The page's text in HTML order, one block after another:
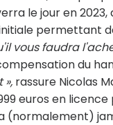
le jour en 2023,
permettant
vous faudra
du
», rassure Nicolas
euros en
(normalement)